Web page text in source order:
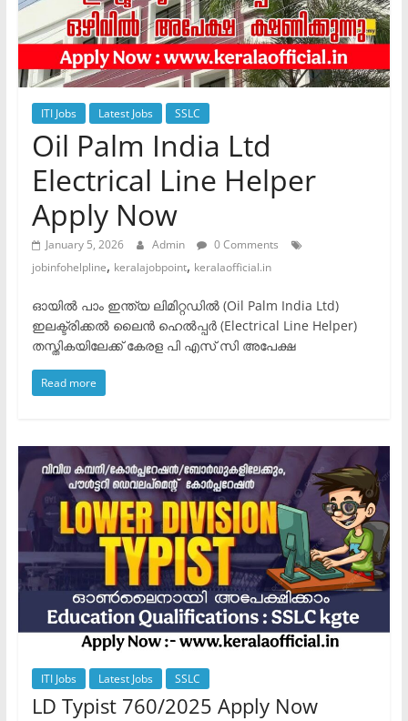
ITI Jobs Latest Jobs SSLC
Oil Palm India Ltd
Electrical Line Helper
Apply Now
January 5, 2026 Admin
0 Comments
jobinfohelpline, keralajobpoint, keralaofficial.in
ഓയിൽ പാം ഇന്ത്യ ലിമിറ്റഡിൽ (Oil Palm India Ltd)
ഇലക്ട്രിക്കൽ ലൈൻ ഹെൽപ്പർ (Electrical Line Helper)
തസ്തികയിലേക്ക് കേരള പി എസ് സി അപേക്ഷ
Read more
ITI Jobs Latest Jobs SSLC
LD Typist 760/2025 Apply Now